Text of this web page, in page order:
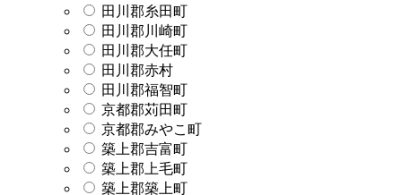
田川郡糸田町
田川郡川崎町
田川郡大任町
田川郡赤村
田川郡福智町
京都郡苅田町
京都郡みやこ町
築上郡吉富町
築上郡上毛町
築上郡築上町